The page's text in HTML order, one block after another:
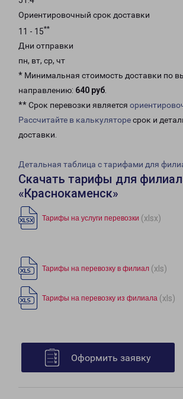
Ориентировочный срок доставки
11 - 15**
Дни отправки
пн, вт, ср, чт
* Минимальная стоимость доставки по
направлению: 640 руб.
** Срок перевозки является
Рассчитайте в калькуляторесрок и
доставки.
Детальная таблица с тарифами для
Скачать тарифы для
«Краснокаменск»
Тарифы на услуги перевозки (xlsx)
Тарифы на перевозку в филиал (xls)
Тарифы на перевозку из филиала (xls)
Оформить заявку